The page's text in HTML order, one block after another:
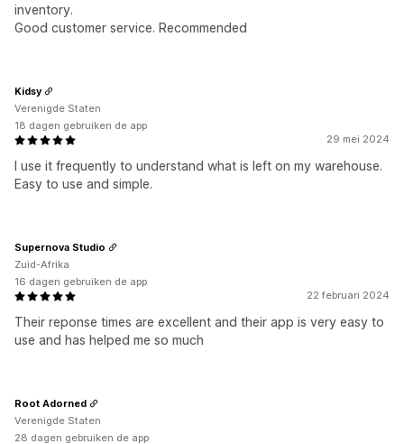
inventory.
Good customer service. Recommended
29 mei 2024
I use it frequently to understand what is left on my warehouse.
Easy to use and simple.
Kidsy
Verenigde Staten
18 dagen gebruiken de app
22 februari 2024
Their reponse times are excellent and their app is very easy to
use and has helped me so much
Supernova Studio
Zuid-Afrika
16 dagen gebruiken de app
Root Adorned
Verenigde Staten
28 dagen gebruiken de app